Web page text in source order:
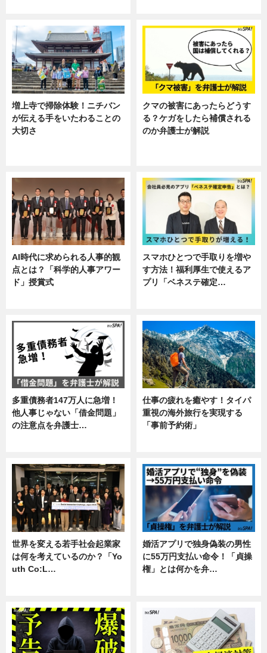
増上寺で掃除体験！ニチバン
が伝える手をいたわることの
大切さ
クマの被害にあったらどうす
る？ケガをしたら補償される
のか弁護士が解説
AI時代に求められる人事的観
点とは？「科学的人事アワー
ド」授賞式
スマホひとつで手取りを増や
す方法！福利厚生で使えるア
プリ「ベネステ確定…
多重債務者147万人に急増！
他人事じゃない「借金問題」
の注意点を弁護士…
仕事の疲れを癒やす！タイパ
重視の海外旅行を実現する
「事前予約術」
世界を変える若手社会起業家
は何を考えているのか？「Yo
uth Co:L…
婚活アプリで独身偽装の男性
に55万円支払い命令！「貞操
権」とは何かを弁…